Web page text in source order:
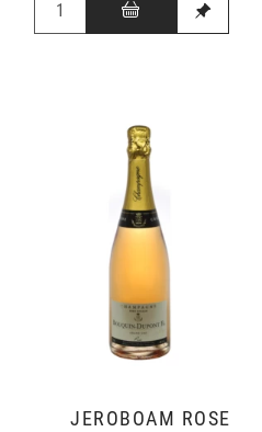
JÉROBOAM ROSÉ